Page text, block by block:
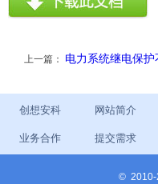
上一篇： 电力系统继电保
创想安科 网站简介
业务合作 提交需求
©